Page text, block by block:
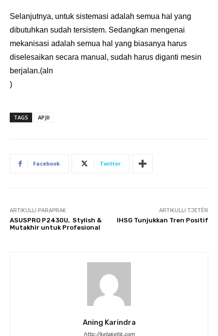
Selanjutnya, untuk sistemasi adalah semua hal yang
dibutuhkan sudah tersistem. Sedangkan mengenai
mekanisasi adalah semua hal yang biasanya harus
diselesaikan secara manual, sudah harus diganti mesin
berjalan.(aln
)
TAGS APJII
Facebook Twitter
ARTIKULLI PARAPRAK
​ASUSPRO P2430U, Stylish &
Mutakhir untuk Profesional
ARTIKULLI TJETËR
IHSG Tunjukkan Tren Positif
Aning Karindra
http://ketaketik.com